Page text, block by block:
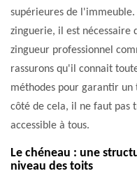
supérieures de
zinguerie, il est nécessaire
zingueur professionnel
rassurons qu'il connait
méthodes pour garantir
côté de cela, il ne faut pas
accessible à tous.
Le chéneau : une
niveau des toits